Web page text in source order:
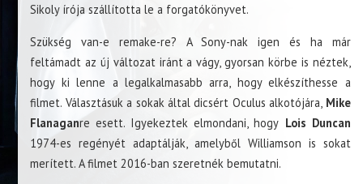
Sikoly írója szállította le a forgatókönyvet.
Szükség van-e remake-re? A Sony-nak igen és ha már
feltámadt az új változat iránt a vágy, gyorsan körbe is néztek,
hogy ki lenne a legalkalmasabb arra, hogy elkészíthesse a
filmet. Választásuk a sokak által dicsért Oculus alkotójára, Mike
Flanaganre esett. Igyekeztek elmondani, hogy Lois Duncan
1974-es regényét adaptálják, amelyből Williamson is sokat
merített. A filmet 2016-ban szeretnék bemutatni.